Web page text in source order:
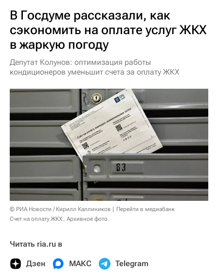
В Госдуме рассказали, как
сэкономить на оплате услуг ЖКХ
в жаркую погоду
Депутат Колунов: оптимизация работы
кондиционеров уменьшит счета за оплату ЖКХ
© РИА Новости / Кирилл Каллиников
Перейти в медиабанк
Счет на оплату ЖКХ.. Архивное фото
Читать ria.ru в
Дзен МАКС Telegram